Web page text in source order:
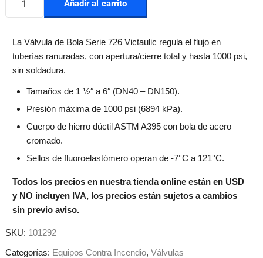
Añadir al carrito
La Válvula de Bola Serie 726 Victaulic regula el flujo en
tuberías ranuradas, con apertura/cierre total y hasta 1000 psi,
sin soldadura.
Tamaños de 1 ½″ a 6″ (DN40 – DN150).
Presión máxima de 1000 psi (6894 kPa).
Cuerpo de hierro dúctil ASTM A395 con bola de acero
cromado.
Sellos de fluoroelastómero operan de -7°C a 121°C.
Todos los precios en nuestra tienda online están en USD
y NO incluyen IVA, los precios están sujetos a cambios
sin previo aviso.
SKU: 101292
Categorías: Equipos Contra Incendio, Válvulas